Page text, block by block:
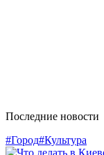
Последние новости
#Город#Культура